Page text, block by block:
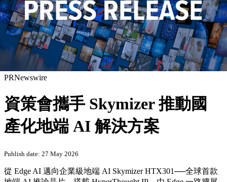
PRNewswire
資策會攜手 Skymizer 推動國
產化地端 AI 解決方案
Publish date: 27 May 2026
從 Edge AI 邁向企業級地端 AI Skymizer HTX301──全球首款